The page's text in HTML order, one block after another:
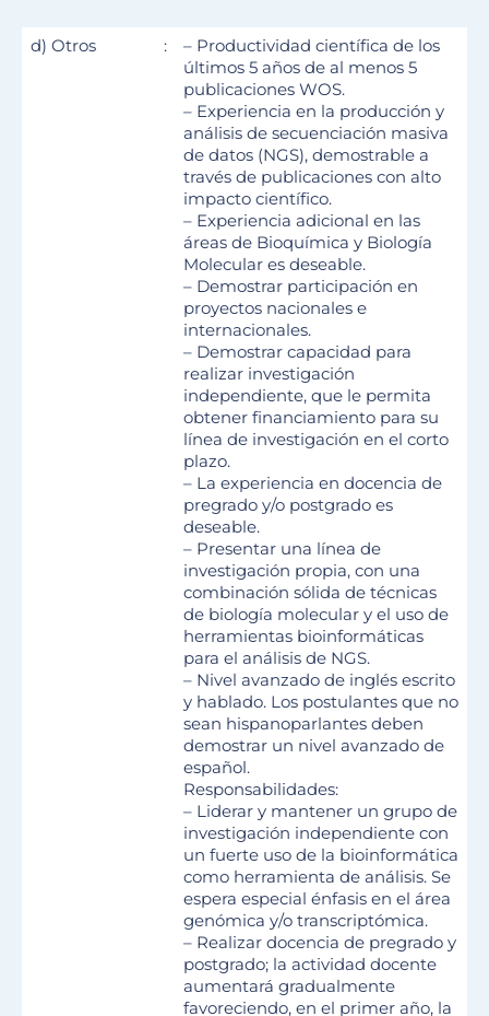
d) Otros :
– Productividad científica de los
últimos 5 años de al menos 5
publicaciones WOS.
– Experiencia en la producción y
análisis de secuenciación masiva
de datos (NGS), demostrable a
través de publicaciones con alto
impacto científico.
– Experiencia adicional en las
áreas de Bioquímica y Biología
Molecular es deseable.
– Demostrar participación en
proyectos nacionales e
internacionales.
– Demostrar capacidad para
realizar investigación
independiente, que le permita
obtener financiamiento para su
línea de investigación en el corto
plazo.
– La experiencia en docencia de
pregrado y/o postgrado es
deseable.
– Presentar una línea de
investigación propia, con una
combinación sólida de técnicas
de biología molecular y el uso de
herramientas bioinformáticas
para el análisis de NGS.
– Nivel avanzado de inglés escrito
y hablado. Los postulantes que no
sean hispanoparlantes deben
demostrar un nivel avanzado de
español.
Responsabilidades:
– Liderar y mantener un grupo de
investigación independiente con
un fuerte uso de la bioinformática
como herramienta de análisis. Se
espera especial énfasis en el área
genómica y/o transcriptómica.
– Realizar docencia de pregrado y
postgrado; la actividad docente
aumentará gradualmente
favoreciendo, en el primer año, la